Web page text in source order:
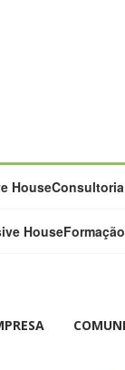
House
House